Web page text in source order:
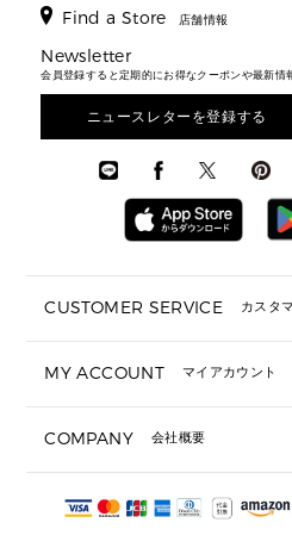
ウェ
アクセサ
アクセサ
メンズ バ
メンズ 財布
メンズ シ
メンズ ウ
メンズ 時計
▶ メンズす
メンズ財布
メンズアクセ
メンズウ
トラベ
3 IN 1 / 2 IN 1
▶ メンズす
▶ メンズす
▶ メンズす
▶ メンズす
▶ バッグす
通勤・通学
3 IN 1 バ
ミニ財布・フラグ
▶ 小物す
定期ケース・カードケ
スニー
財布・
時計・ジュ
アクセサ
エディター
Find a Store 店舗情報
Newsletter
会員登録すると定期的にお得なクーポンや最新情
ニュースレターを登録する
CUSTOMER SERVICE カスタ
ギフト用にラッピングができます
ショッピングバッグを購入商品分
注文後に完了メールが受信できな
サイズ交換はできますか？
MY ACCOUNT マイアカウント
COMPANY 会社概要
会社概要